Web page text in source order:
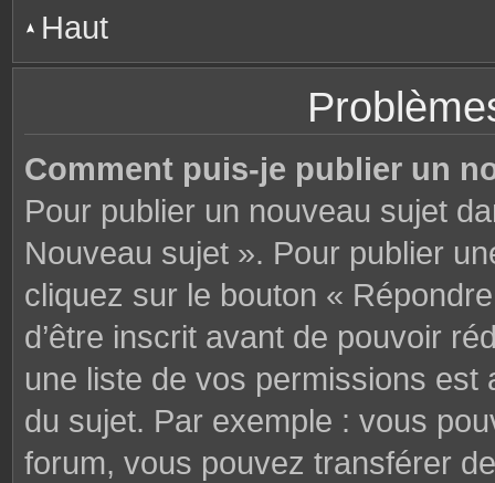
Haut
Comment puis-je publier un
Pour publier un nouveau sujet
Nouveau sujet ». Pour publier
cliquez sur le bouton «
d’être inscrit avant de pouvoir
une liste de vos permissions est
du sujet. Par exemple : vous
forum, vous pouvez transférer